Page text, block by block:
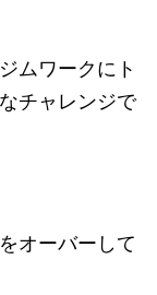
ムワークにト
チャレンジで
オーバーして